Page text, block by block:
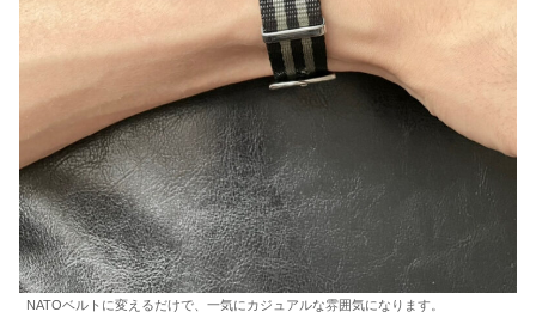
NATOベルトに変えるだけで、一気にカジュアルな雰囲気になります。